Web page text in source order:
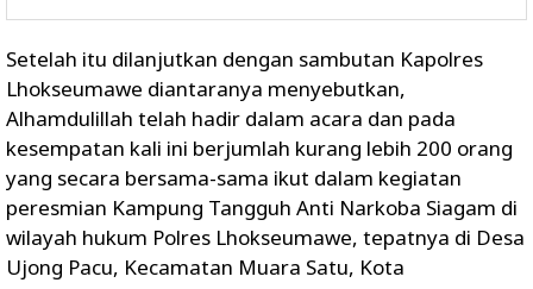
Setelah itu dilanjutkan dengan sambutan Kapolres
Lhokseumawe diantaranya menyebutkan,
Alhamdulillah telah hadir dalam acara dan pada
kesempatan kali ini berjumlah kurang lebih 200 orang
yang secara bersama-sama ikut dalam kegiatan
peresmian Kampung Tangguh Anti Narkoba Siagam di
wilayah hukum Polres Lhokseumawe, tepatnya di Desa
Ujong Pacu, Kecamatan Muara Satu, Kota